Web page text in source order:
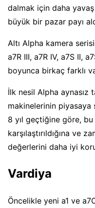
dalmak için daha
büyük bir pazar payı
Altı Alpha kamera
a7R III, a7R IV, a7S II,
boyunca birkaç farklı
İlk nesil Alpha
makinelerinin piyasaya
8 yıl geçtiğine göre, bu
karşılaştırıldığına ve
değerlerini daha iyi
Vardiya
Öncelikle yeni a1 ve